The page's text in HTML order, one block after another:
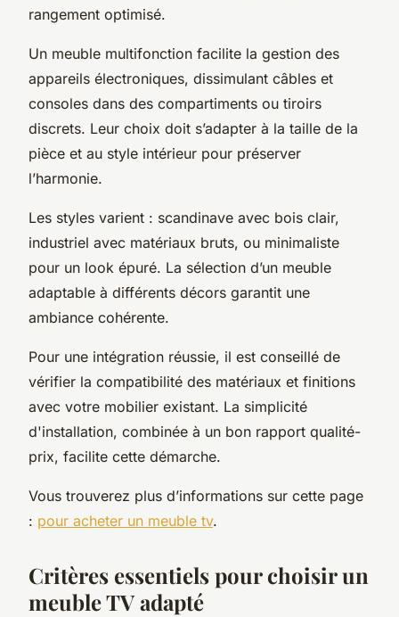
rangement optimisé.
Un meuble multifonction facilite la gestion des
appareils électroniques, dissimulant câbles et
consoles dans des compartiments ou tiroirs
discrets. Leur choix doit s’adapter à la taille de la
pièce et au style intérieur pour préserver
l’harmonie.
Les styles varient : scandinave avec bois clair,
industriel avec matériaux bruts, ou minimaliste
pour un look épuré. La sélection d’un meuble
adaptable à différents décors garantit une
ambiance cohérente.
Pour une intégration réussie, il est conseillé de
vérifier la compatibilité des matériaux et finitions
avec votre mobilier existant. La simplicité
d'installation, combinée à un bon rapport qualité-
prix, facilite cette démarche.
Vous trouverez plus d’informations sur cette page
: pour acheter un meuble tv.
Critères essentiels pour choisir un
meuble TV adapté